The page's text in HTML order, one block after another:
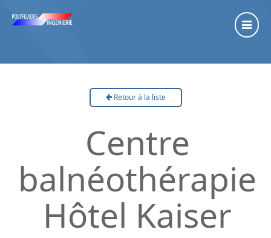
Retour à la liste
Centre
balnéothérapie
Hôtel Kaiser